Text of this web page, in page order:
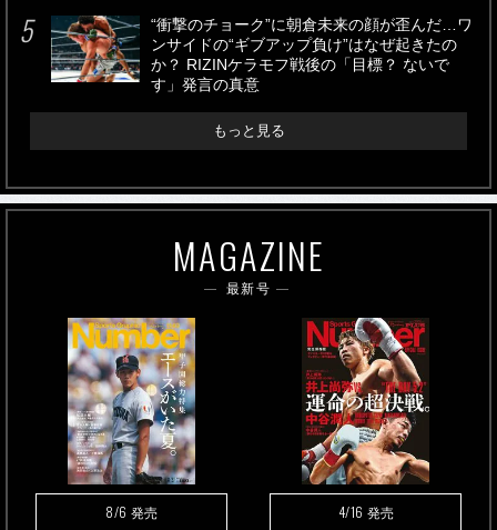
“衝撃のチョーク”に朝倉未来の顔が歪んだ…ワ
ンサイドの“ギブアップ負け”はなぜ起きたの
か？ RIZINケラモフ戦後の「目標？ ないで
す」発言の真意
もっと見る
MAGAZINE
最新号
8/6 発売 4/16 発売